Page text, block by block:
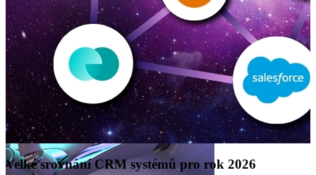
Velké srovnání CRM systémů pro rok 2026